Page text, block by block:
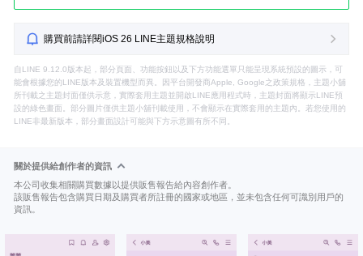
購買前請詳閱iOS 26 LINE主題規格說明
自LINE 9.12.0版本起，部分頁面、功能按鈕以及下方功能選單只能呈現系統預設的圖示，可
能會根據您的LINE版本及裝置機型而異。因平台開發商Apple, Google之政策規格，主題小舖
所刊載之主題封面僅供示意，實際套用主題並開啟LINE應用程式時，主題封面將顯示LINE預
設的綠色畫面。部分圖片僅供主題小舖刊載使用，不會顯示在實際套用的主題內。若您使用的
LINE非最新版本，部分畫面設計可能與下方示意圖有所不同。
關於提供給創作者的資訊
本公司收集相關購買數據以提供販售報告給內容創作者。
該販售報告包含購買日期及購買者所註冊的國家或地區，並未包含任何可識別用戶的
資訊。